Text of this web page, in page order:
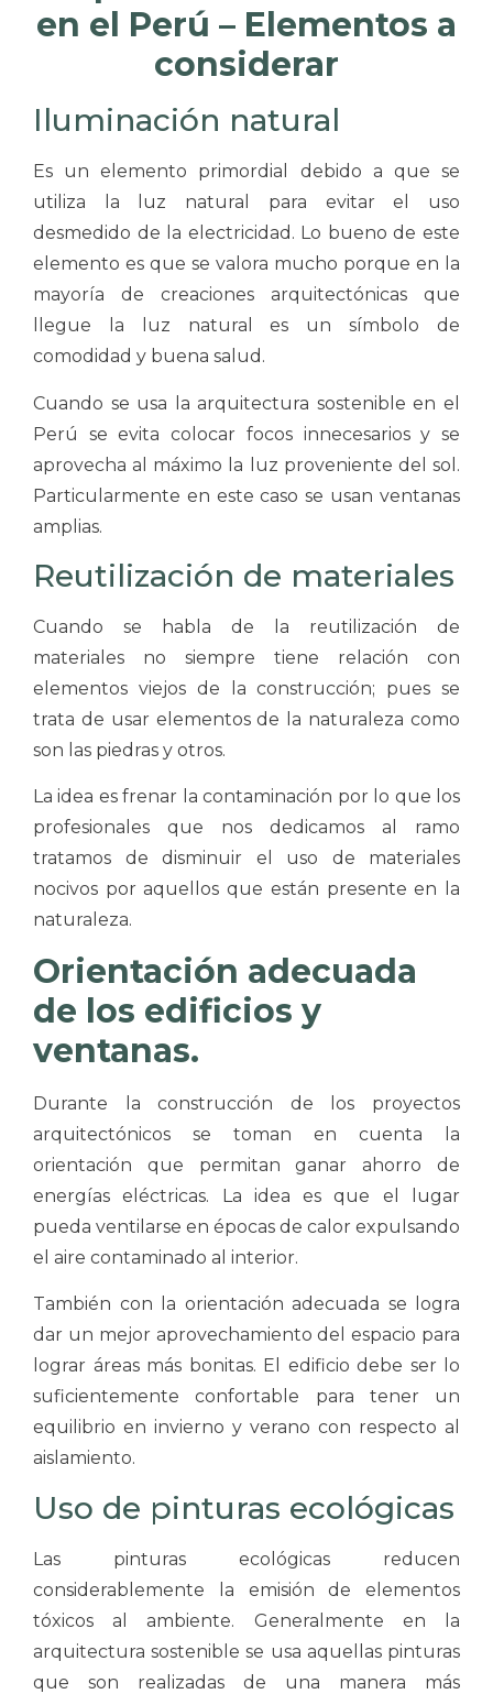
en el Perú – Elementos a
considerar
Iluminación natural
Es un elemento primordial debido a que se
utiliza la luz natural para evitar el uso
desmedido de la electricidad. Lo bueno de este
elemento es que se valora mucho porque en la
mayoría de creaciones arquitectónicas que
llegue la luz natural es un símbolo de
comodidad y buena salud.
Cuando se usa la arquitectura sostenible en el
Perú se evita colocar focos innecesarios y se
aprovecha al máximo la luz proveniente del sol.
Particularmente en este caso se usan ventanas
amplias.
Reutilización de materiales
Cuando se habla de la reutilización de
materiales no siempre tiene relación con
elementos viejos de la construcción; pues se
trata de usar elementos de la naturaleza como
son las piedras y otros.
La idea es frenar la contaminación por lo que los
profesionales que nos dedicamos al ramo
tratamos de disminuir el uso de materiales
nocivos por aquellos que están presente en la
naturaleza.
Orientación adecuada
de los edificios y
ventanas.
Durante la construcción de los proyectos
arquitectónicos se toman en cuenta la
orientación que permitan ganar ahorro de
energías eléctricas. La idea es que el lugar
pueda ventilarse en épocas de calor expulsando
el aire contaminado al interior.
También con la orientación adecuada se logra
dar un mejor aprovechamiento del espacio para
lograr áreas más bonitas. El edificio debe ser lo
suficientemente confortable para tener un
equilibrio en invierno y verano con respecto al
aislamiento.
Uso de pinturas ecológicas
Las pinturas ecológicas reducen
considerablemente la emisión de elementos
tóxicos al ambiente. Generalmente en la
arquitectura sostenible se usa aquellas pinturas
que son realizadas de una manera más